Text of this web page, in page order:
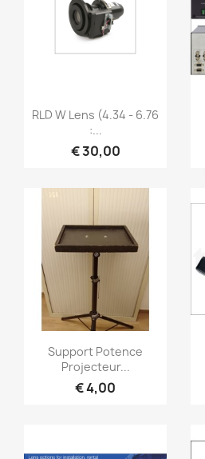
Snel bekijken
RLD W Lens (4.34 - 6.76
:...
€ 30,00
Snel bekijken
Support Potence
Projecteur...
€ 4,00